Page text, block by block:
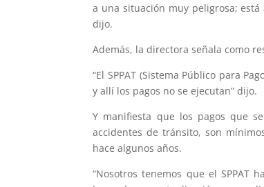
a una situación muy peligrosa;
dijo.
Además, la directora señala como
“El SPPAT (Sistema Público para
y allí los pagos no se ejecutan” dijo.
Y manifiesta que los pagos que
accidentes de tránsito, son
hace algunos años.
“Nosotros tenemos que el SPPAT